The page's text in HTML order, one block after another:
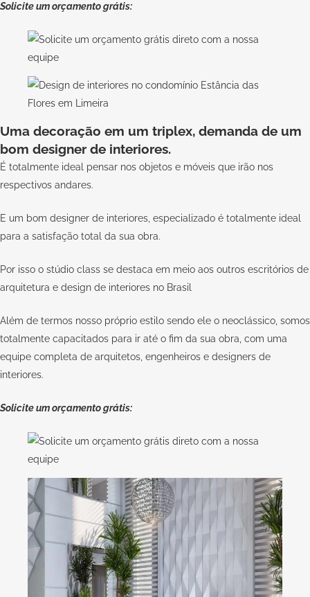
Solicite um orçamento grátis:
Uma decoração em um triplex, demanda de um
bom designer de interiores.
É totalmente ideal pensar nos objetos e móveis que irão nos
respectivos andares.
E um bom designer de interiores, especializado é totalmente ideal
para a satisfação total da sua obra.
Por isso o stúdio class se destaca em meio aos outros escritórios de
arquitetura e design de interiores no Brasil
Além de termos nosso próprio estilo sendo ele o neoclássico, somos
totalmente capacitados para ir até o fim da sua obra, com uma
equipe completa de arquitetos, engenheiros e designers de
interiores.
Solicite um orçamento grátis: